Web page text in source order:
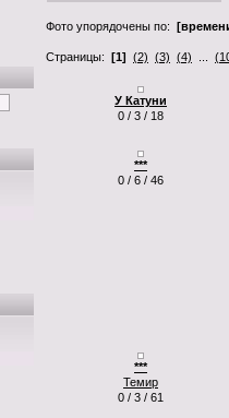
Фото упорядочены по:
Страницы: [1] (2) (3) (4)
У Катуни
0 / 3 / 18
***
0 / 6 / 46
***
Темир
0 / 3 / 61